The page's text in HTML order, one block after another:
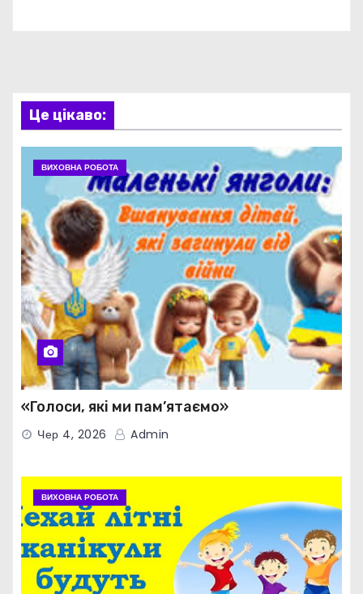
Це цікаво:
ВИХОВНА РОБОТА
«Голоси, які ми пам’ятаємо»
Чер 4, 2026 Admin
ВИХОВНА РОБОТА